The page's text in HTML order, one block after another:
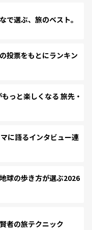
選ぶ、旅のベスト。
投票をもとにランキン
っと楽しくなる 旅先・
に語るインタビュー連
球の歩き方が選ぶ2026
者の旅テクニック